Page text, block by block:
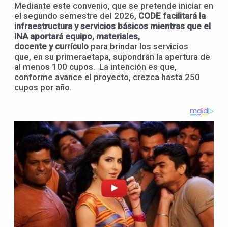
Mediante este convenio, que se pretende iniciar en
el segundo semestre del 2026, CODE facilitará la
infraestructura yservicios básicos mientras que el
INA aportará equipo, materiales,
docente y currículo para brindar los servicios
que, en su primeraetapa, supondrán la apertura de
al menos 100 cupos. La intención es que,
conforme avance el proyecto, crezca hasta 250
cupos por año.